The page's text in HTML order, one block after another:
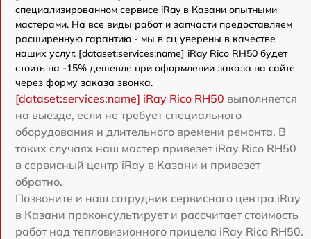
специализированном сервисе iRay в Казани опытными
мастерами. На все виды работ и запчасти предоставляем
расширенную гарантию - мы в сц уверены в качестве
наших услуг. [dataset:services:name] iRay Rico RH50 будет
стоить на -15% дешевле при оформлении заказа на сайте
через форму заказа звонка.
[dataset:services:name] iRay Rico RH50 выполняется
на выезде, если не требует специального
оборудования и длительного времени ремонта. В
таких случаях наш мастер привезет iRay Rico RH50
в сервисный центр iRay в Казани и привезет
обратно.
Позвоните и наш сотрудник сервисного центра iRay
в Казани проконсультирует и рассчитает стоимость
работ над тепловизионного прицела iRay Rico RH50.